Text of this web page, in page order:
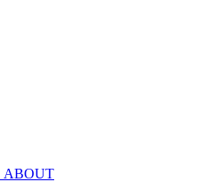
ABOUT